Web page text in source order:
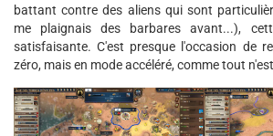
battant contre des aliens qui sont
me plaignais des barbares avant...),
satisfaisante. C'est presque l'occasion de
zéro, mais en mode accéléré, comme tout